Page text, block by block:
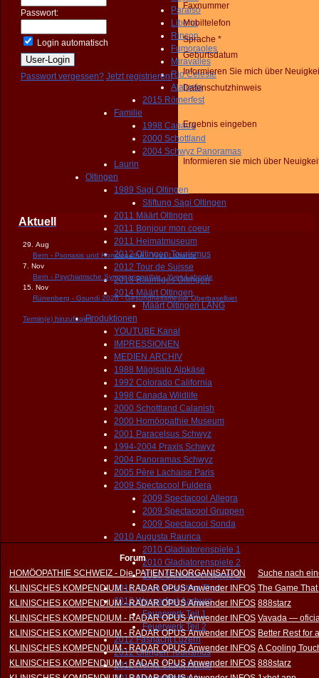
Paraiso
Liberia
Rincon
Fumoraoles
Miravalles
Rio Celeste
Alajuela
2015 Römerfest
Familie
1998 Canada
2000 Schottland
2004 Schwyz Panoramas
Laurin
Oltingen
1989 Sagi Oltingen
Stiftung Sagi Oltingen
2011 Määrt Oltingen
2011 Bonjour mon coeur
2011 Heimatmuseum
2012 Oltingen Tourismus
2012 Tour de Suisse
2013 Bäumiges Oltingen
2014 Määrt Oltingen
Määrt Oltingen LANG
Produktionen
YOUTUBE Kanal
IMPRESSIONEN
MEDIEN ARCHIV
1988 Mägisalp Alpkäse
1992 Colorado California
1998 Canada Wildlife
2000 Schottland Calanish
2000 Homöopathie Museum
2001 Paracelsus Schwyz
1994-2004 Praxis Schwyz
2004 Panoramas Schwyz
2005 Père Lachaise Paris
2009 Spectacool Fuldera
2009 Spectacool Allegra
2009 Spectacool Gruppen
2009 Spectacool Sonda
2010 Augusta Raurica
2010 Gladiatorenspiele 1
2010 Gladiatorenspiele 2
2010 Gladiatorenspiele 3
2011 Tango Argentina Thun
2012 Wasserfest Aarburg
Feuerwerk Teil 1
Feuerwerk Teil 2
2012 Fasnacht Luzern
2012 Oltingen Tourismus
2012 Roma Caput Mundi
Passwort:
Login automatisch
Passwort vergessen? Jetzt registrieren!
Faxnummer
Mobiltelefon
Sprache *
Geburtsdatum
Informieren Sie mich über
Datenschutzhinweis
Ergebnis eingeben
Informieren sie mich über
Aktuell
29. Aug
Bern - Psoriasis und Homöopathik - Yves Laborde
7. Nov
Bern - Psychiatrische Synorganopathie - Yves Laborde
15. Nov
Rünenberg - Gsundi 2026 - Gesundheitsmesse Oberbaselbiet
Termin(e) hinzufügen
Forum
HOMÖOPATHIE SCHWEIZ - Die PATIENTENORGANISATION
Suche nach
KLINISCHES KOMPENDIUM - RADAR OPUS Anwender INFOS The Game
KLINISCHES KOMPENDIUM - RADAR OPUS Anwender INFOS 888starz
KLINISCHES KOMPENDIUM - RADAR OPUS Anwender INFOS Vavada —
KLINISCHES KOMPENDIUM - RADAR OPUS Anwender INFOS Better Rest for
KLINISCHES KOMPENDIUM - RADAR OPUS Anwender INFOS A Cooling
KLINISCHES KOMPENDIUM - RADAR OPUS Anwender INFOS 888starz